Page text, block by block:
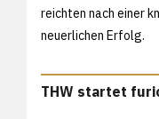
reichten nach einer
neuerlichen Erfolg.
THW startet